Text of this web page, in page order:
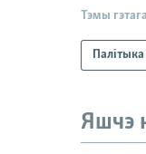
Тэмы
Палітыка
Яшчэ